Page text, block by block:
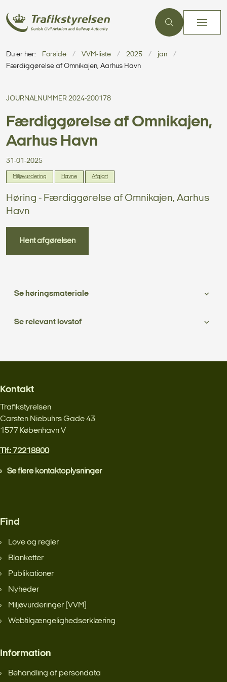
Du er her: Forside VVM-liste 2025
jan
Færdiggørelse af Omnikajen, Aarhus Havn
JOURNALNUMMER 2024-200178
Færdiggørelse af Omnikajen,
Aarhus Havn
31-01-2025
Miljøvurdering Havne Afgjort
Høring - Færdiggørelse af Omnikajen, Aarhus
Havn
Hent afgørelsen
Se høringsmateriale
Se relevant lovstof
Kontakt
Trafikstyrelsen
Carsten Niebuhrs Gade 43
1577 København V
Tlf.: 72218800
Se flere kontaktoplysninger
Find
Love og regler
Blanketter
Publikationer
Nyheder
Miljøvurderinger (VVM)
Webtilgængelighedserklæring
Information
Behandling af persondata